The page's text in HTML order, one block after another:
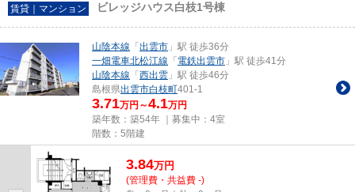
賃貸｜マンション ビレッジハウス白枝1号棟
山陰本線 「 出雲市 」駅 徒歩36分
一畑電車北松江線 「 電鉄出雲市 」駅 徒歩41分
山陰本線 「 西出雲 」駅 徒歩46分
島根県出雲市白枝町401-1
3.71万円～4.1万円
築年数：築54年 ｜募集中： 4室
階数：5階建
3.84万円
(管理費・共益費 -)